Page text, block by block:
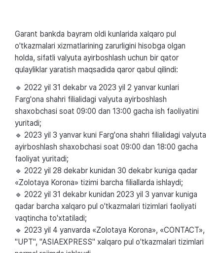
Garant bankda bayram oldi kunlarida xalqaro pul
o'tkazmalari xizmatlarining zarurligini hisobga olgan
holda, sifatli valyuta ayirboshlash uchun bir qator
qulayliklar yaratish maqsadida qaror qabul qilindi:
🔹 2022 yil 31 dekabr va 2023 yil 2 yanvar kunlari
Farg'ona shahri filialidagi valyuta ayirboshlash
shaxobchasi soat 09:00 dan 13:00 gacha ish faoliyatini
yuritadi;
🔹 2023 yil 3 yanvar kuni Farg'ona shahri filialidagi valyuta
ayirboshlash shaxobchasi soat 09:00 dan 18:00 gacha
faoliyat yuritadi;
🔹 2022 yil 28 dekabr kunidan 30 dekabr kuniga qadar
«Zolotaya Korona» tizimi barcha filiallarda ishlaydi;
🔹 2022 yil 31 dekabr kunidan 2023 yil 3 yanvar kuniga
qadar barcha xalqaro pul o'tkazmalari tizimlari faoliyati
vaqtincha to'xtatiladi;
🔹 2023 yil 4 yanvarda «Zolotaya Korona», «CONTACT»,
"UPT", "ASIAEXPRESS" xalqaro pul o'tkazmalari tizimlari